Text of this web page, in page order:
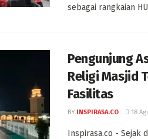
sebagai rangkaian
Pengunjung
Religi Masjid
Fasilitas
BY INSPIRASA.CO 18
Inspirasa.co - Sejak